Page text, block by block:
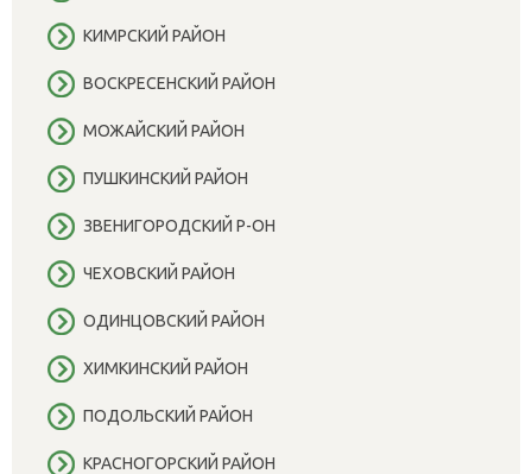
КИМРСКИЙ РАЙОН
ВОСКРЕСЕНСКИЙ РАЙОН
МОЖАЙСКИЙ РАЙОН
ПУШКИНСКИЙ РАЙОН
ЗВЕНИГОРОДСКИЙ Р-ОН
ЧЕХОВСКИЙ РАЙОН
ОДИНЦОВСКИЙ РАЙОН
ХИМКИНСКИЙ РАЙОН
ПОДОЛЬСКИЙ РАЙОН
КРАСНОГОРСКИЙ РАЙОН